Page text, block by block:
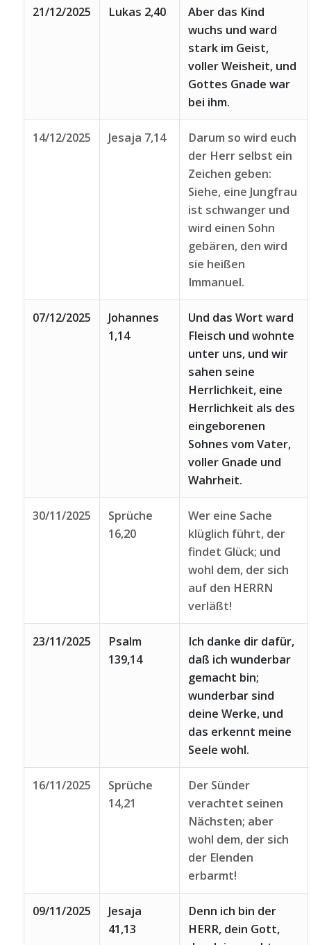
21/12/2025 Lukas 2,40
Aber das Kind
wuchs und ward
stark im Geist,
voller Weisheit, und
Gottes Gnade war
bei ihm.
14/12/2025 Jesaja 7,14
Darum so wird euch
der Herr selbst ein
Zeichen geben:
Siehe, eine Jungfrau
ist schwanger und
wird einen Sohn
gebären, den wird
sie heißen
Immanuel.
07/12/2025
Johannes
1,14
Und das Wort ward
Fleisch und wohnte
unter uns, und wir
sahen seine
Herrlichkeit, eine
Herrlichkeit als des
eingeborenen
Sohnes vom Vater,
voller Gnade und
Wahrheit.
30/11/2025
Sprüche
16,20
Wer eine Sache
klüglich führt, der
findet Glück; und
wohl dem, der sich
auf den HERRN
verläßt!
23/11/2025
Psalm
139,14
Ich danke dir dafür,
daß ich wunderbar
gemacht bin;
wunderbar sind
deine Werke, und
das erkennt meine
Seele wohl.
16/11/2025
Sprüche
14,21
Der Sünder
verachtet seinen
Nächsten; aber
wohl dem, der sich
der Elenden
erbarmt!
09/11/2025
Jesaja
41,13
Denn ich bin der
HERR, dein Gott,